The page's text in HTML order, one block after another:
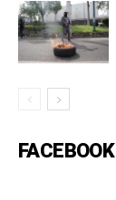
FACEBOOK